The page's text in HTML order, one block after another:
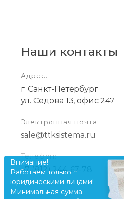
Наши контакты
Адрес:
г. Санкт-Петербург
ул. Седова 13, офис 247
Электронная почта:
sale@ttksistema.ru
Телефон:
+7 (812) 244-67-78
Внимание!
Работаем только с
юридическими лицами!
Минимальная сумма